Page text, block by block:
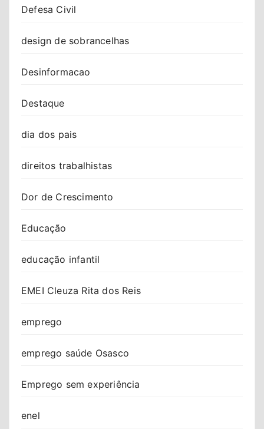
Defesa Civil
design de sobrancelhas
Desinformacao
Destaque
dia dos pais
direitos trabalhistas
Dor de Crescimento
Educação
educação infantil
EMEI Cleuza Rita dos Reis
emprego
emprego saúde Osasco
Emprego sem experiência
enel